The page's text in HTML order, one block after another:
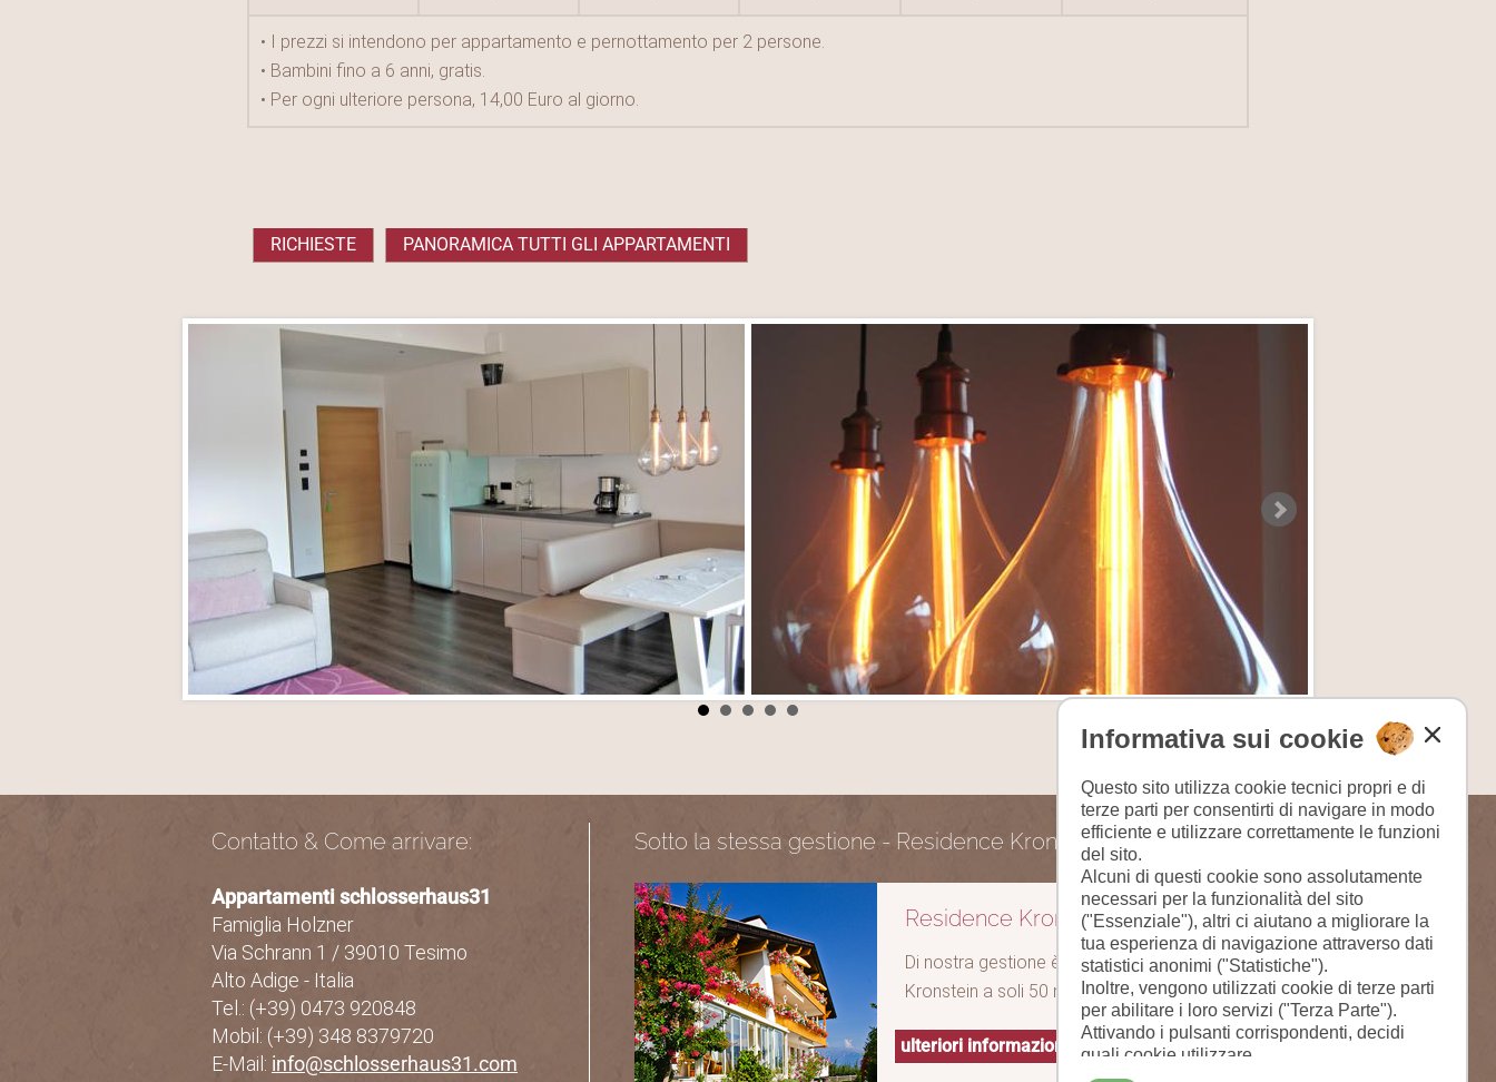
Informativa sui cookie
Questo sito utilizza cookie tecnici propri e di
terze parti per consentirti di navigare in modo
efficiente e utilizzare correttamente le funzioni
del sito.
Alcuni di questi cookie sono assolutamente
necessari per la funzionalità del sito
("Essenziale"), altri ci aiutano a migliorare la
tua esperienza di navigazione attraverso dati
statistici anonimi ("Statistiche").
Inoltre, vengono utilizzati cookie di terze parti
per abilitare i loro servizi ("Terza Parte").
Attivando i pulsanti corrispondenti, decidi
quali cookie utilizzare.
Cliccando su "Accetta tutto", "Salva
• I prezzi si intendono per appartamento e pernottamento per 2 persone.
• Bambini fino a 6 anni, gratis.
• Per ogni ulteriore persona, 14,00 Euro al giorno.
RICHIESTE PANORAMICA TUTTI GLI APPARTAMENTI
Contatto & Come arrivare:
Appartamenti schlosserhaus31
Famiglia Holzner
Via Schrann 1 / 39010 Tesimo
Alto Adige - Italia
Tel.: (+39) 0473 920848
Mobil: (+39) 348 8379720
E-Mail: info@schlosserhaus31.com
Sotto la stessa gestione - Residence Kronstein:
Residence Kronstein:
Di nostra gestione è anche il Residence
Kronstein a soli 50 m dallo Schlosserhaus.
ulteriori informazioni